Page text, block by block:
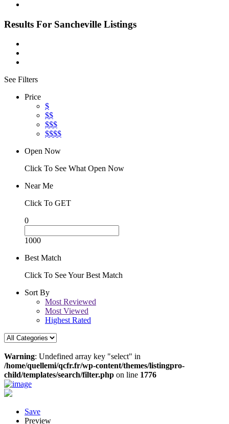
Results For Sancheville Listings
See Filters
Price
$
$$
$$$
$$$$
Open Now
Click To See What Open Now
Near Me
Click To GET
0
1000
Best Match
Click To See Your Best Match
Sort By
Most Reviewed
Most Viewed
Highest Rated
Warning: Undefined array key "select" in
/home/quellemi/qcfr.fr/wp-content/themes/listingpro-
child/templates/search/filter.php on line 1776
Save
Preview